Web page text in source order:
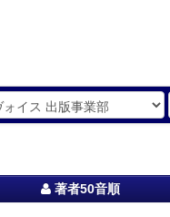
著者50音順